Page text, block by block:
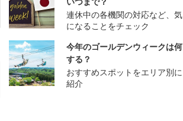
連休中の各機関の対応など、気
になることをチェック
今年のゴールデンウィークは何
する？
おすすめスポットをエリア別に
紹介